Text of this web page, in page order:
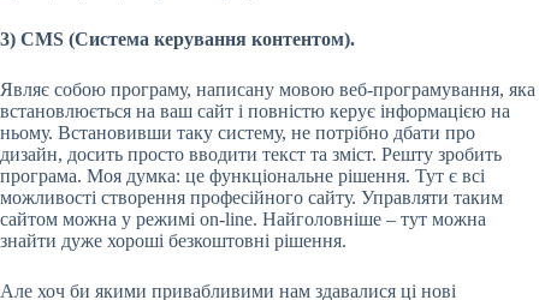
3) CMS (Система керування контентом).
Являє собою програму, написану мовою веб-програмування, яка
встановлюється на ваш сайт і повністю керує інформацією на
ньому. Встановивши таку систему, не потрібно дбати про
дизайн, досить просто вводити текст та зміст. Решту зробить
програма. Моя думка: це функціональне рішення. Тут є всі
можливості створення професійного сайту. Управляти таким
сайтом можна у режимі on-line. Найголовніше – тут можна
знайти дуже хороші безкоштовні рішення.
Але хоч би якими привабливими нам здавалися ці нові